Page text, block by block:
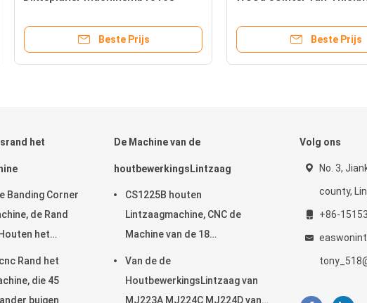
Beste Prijs Beste Prijs
het
Banding Corner
de Rand
het
Rand het
die 45
buigen
De Machine van de
houtbewerkingsLintzaag
CS1225B houten
Lintzaagmachine, CNC de
Machine van de 18
Van de de
HoutbewerkingsLintzaag van
MJ223A MJ224C MJ224D van
Volg ons
No. 3,
county,
+86-